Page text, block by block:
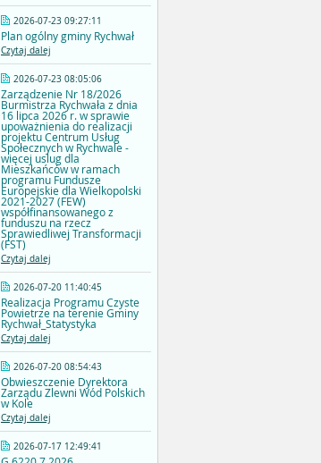
2026-07-23 09:27:11
Plan ogólny gminy Rychwał
Czytaj dalej
2026-07-23 08:05:06
Zarządzenie Nr 18/2026
Burmistrza Rychwała z dnia
16 lipca 2026 r. w sprawie
upoważnienia do realizacji
projektu Centrum Usług
Społecznych w Rychwale -
więcej uslug dla
Mieszkańców w ramach
programu Fundusze
Europejskie dla Wielkopolski
2021-2027 (FEW)
współfinansowanego z
funduszu na rzecz
Sprawiedliwej Transformacji
(FST)
Czytaj dalej
2026-07-20 11:40:45
Realizacja Programu Czyste
Powietrze na terenie Gminy
Rychwał_Statystyka
Czytaj dalej
2026-07-20 08:54:43
Obwieszczenie Dyrektora
Zarządu Zlewni Wód Polskich
w Kole
Czytaj dalej
2026-07-17 12:49:41